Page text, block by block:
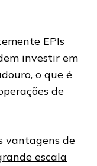
EPIs
investir em
o que é
de
vantagens de
escala